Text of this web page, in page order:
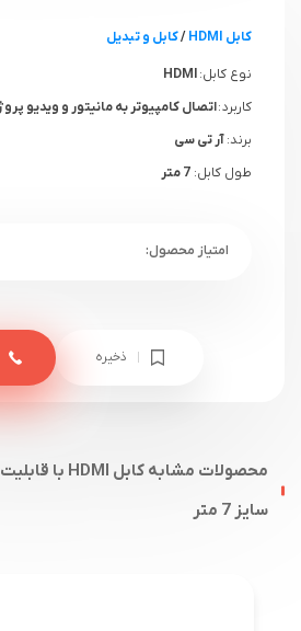
کابل HDMI /کابل و تبدیل
نوع کابل:HDMI
کاربرد :اتصال کامپیوتر به مانیتور و ویدیو
برند:آر تی سی
طول کابل: 7 متر
ذخیره
سایز 7 متر